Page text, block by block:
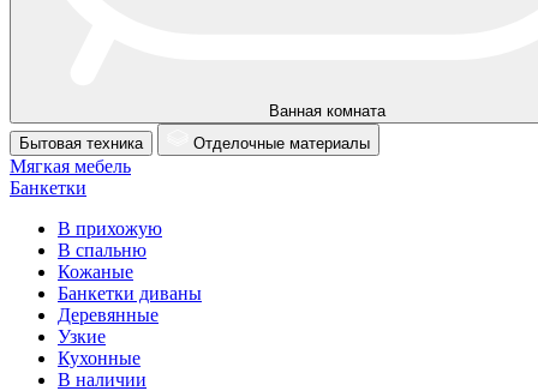
Ванная комната
Бытовая техника
Отделочные материалы
Мягкая мебель
Банкетки
В прихожую
В спальню
Кожаные
Банкетки диваны
Деревянные
Узкие
Кухонные
В наличии